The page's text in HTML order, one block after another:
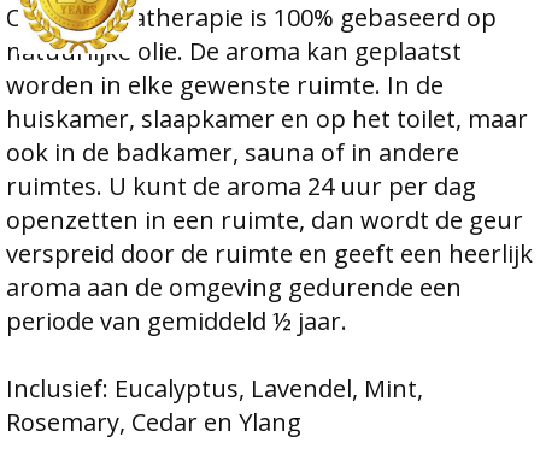
Onze aromatherapie is 100% gebaseerd op
natuurlijke olie. De aroma kan geplaatst
worden in elke gewenste ruimte. In de
huiskamer, slaapkamer en op het toilet, maar
ook in de badkamer, sauna of in andere
ruimtes. U kunt de aroma 24 uur per dag
openzetten in een ruimte, dan wordt de geur
verspreid door de ruimte en geeft een heerlijk
aroma aan de omgeving gedurende een
periode van gemiddeld ½ jaar.
Inclusief: Eucalyptus, Lavendel, Mint,
Rosemary, Cedar en Ylang